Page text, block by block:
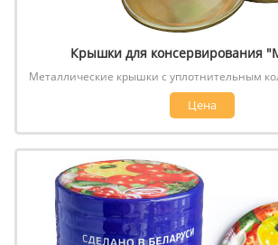
Крышки для консервирования
Металлические крышки с уплотнительным
Цена